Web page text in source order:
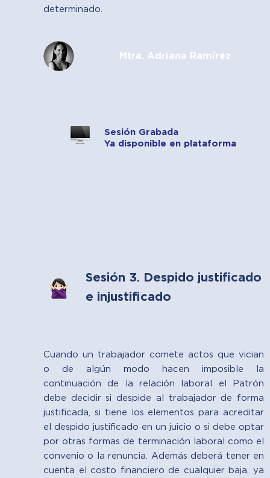
determinado.
Mtra. Adriana Ramírez
Sesión Grabada
Ya disponible en plataforma
Sesión 3. Despido justificado
e injustificado
Cuando un trabajador comete actos que vician
o de algún modo hacen imposible la
continuación de la relación laboral el Patrón
debe decidir si despide al trabajador de forma
justificada, si tiene los elementos para acreditar
el despido justificado en un juicio o si debe optar
por otras formas de terminación laboral como el
convenio o la renuncia. Además deberá tener en
cuenta el costo financiero de cualquier baja, ya